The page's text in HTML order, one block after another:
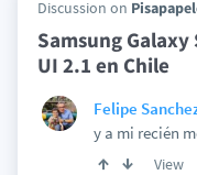
Discussion on
Samsung
UI 2.1 en Chile
Felipe
y a mi recién
View